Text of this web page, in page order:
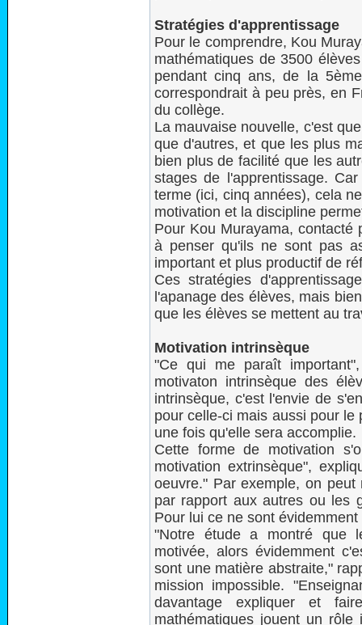
Stratégies d'apprentissage
Pour le comprendre, Kou
mathématiques de 3500
pendant cinq ans, de la
correspondrait à peu près, en
du collège.
La mauvaise nouvelle, c'est
que d'autres, et que les plus
bien plus de facilité que les
stages de l'apprentissage.
terme (ici, cinq années), cela
motivation et la discipline
Pour Kou Murayama, contacté
à penser qu'ils ne sont pas
important et plus productif de
Ces stratégies
l'apanage des élèves, mais
que les élèves se mettent au
Motivation intrinsèque
"Ce qui me paraît
motivaton intrinsèque des
intrinsèque, c'est l'envie de
pour celle-ci mais aussi pour
une fois qu'elle sera accomplie.
Cette forme de motivation
motivation extrinsèque",
oeuvre." Par exemple, on
par rapport aux autres ou les
Pour lui ce ne sont
"Notre étude a montré que
motivée, alors évidemment
sont une matière abstraite,"
mission impossible.
davantage expliquer et
mathématiques jouent un